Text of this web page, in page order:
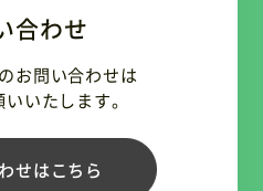
合わせ
お問い合わせは
いたします。
せはこちら